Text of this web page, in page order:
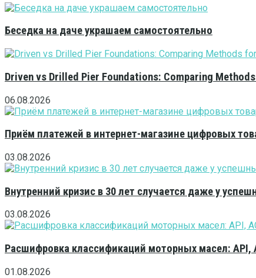
Беседка на даче украшаем самостоятельно
Driven vs Drilled Pier Foundations: Comparing
06.08.2026
Приём платежей в интернет-магазине цифровых
03.08.2026
Внутренний кризис в 30 лет случается даже у
03.08.2026
Расшифровка классификаций моторных масел: API,
01.08.2026